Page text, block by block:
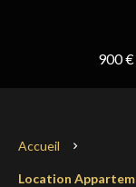
900
Accueil
Location